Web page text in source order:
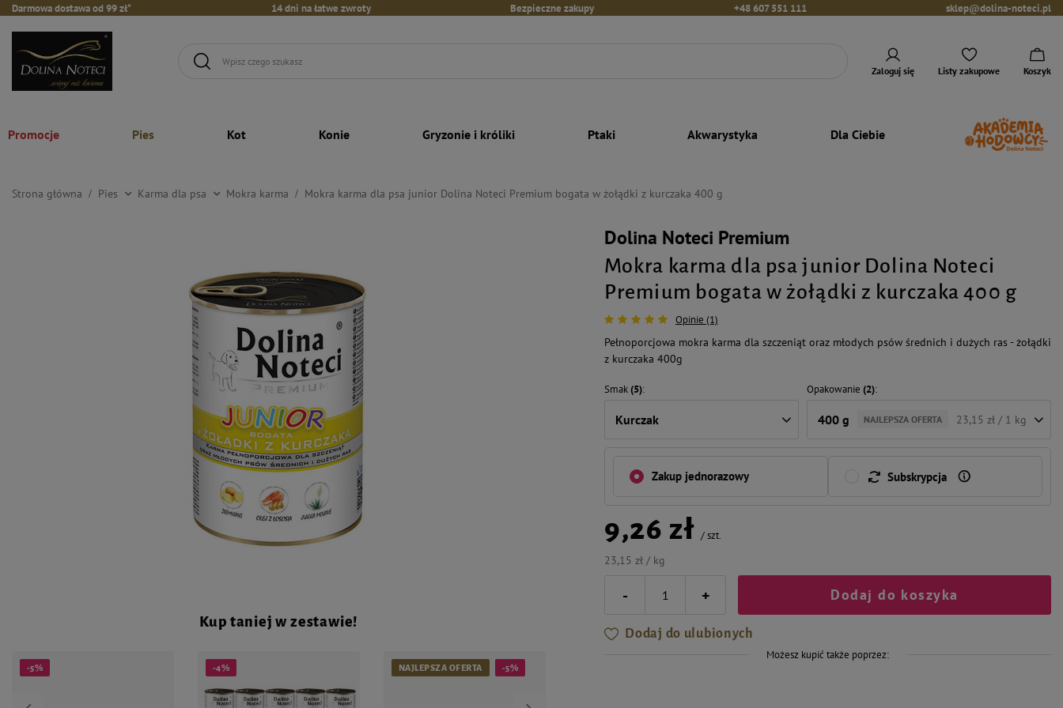
Darmowa dostawa od 99 zł* 14 dni na łatwe zwroty Bezpieczne zakupy +48 607 551 111 sklep@dolina-noteci.pl
Zaloguj się Listy zakupowe Koszyk
Promocje Pies Kot Konie Gryzonie i króliki Ptaki Akwarystyka Dla Ciebie
Strona główna Pies Karma dla psa Mokra karma Mokra karma dla psa junior Dolina Noteci Premium bogata w żołądki z kurczaka 400 g
Dolina Noteci Premium
Mokra karma dla psa junior Dolina Noteci
Premium bogata w żołądki z kurczaka 400 g
Opinie (1)
Pełnoporcjowa mokra karma dla szczeniąt oraz młodych psów średnich i dużych ras - żołądki
z kurczaka 400g
Smak(5)
Kurczak
Opakowanie (2)
400 g NAJLEPSZA OFERTA 23,15 zł / 1 kg
Zakup jednorazowy Subskrypcja
9,26 zł /szt.
23,15 zł / kg
- + Dodaj do koszyka
Dodaj do ulubionych
Możesz kupić także poprzez:
Kup taniej w zestawie!
-5% -4% NAJLEPSZA OFERTA -5%